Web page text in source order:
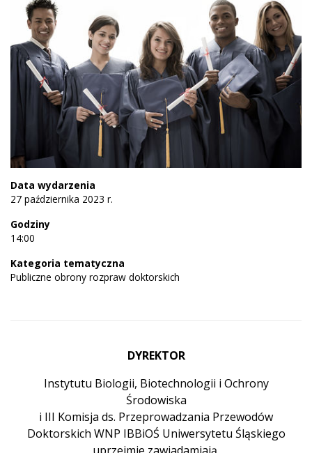
Data wydarzenia
27 października 2023 r.
Godziny
14:00
Kategoria tematyczna
Publiczne obrony rozpraw doktorskich
DYREKTOR
Instytutu Biologii, Biotechnologii i Ochrony
Środowiska
i III Komisja ds. Przeprowadzania Przewodów
Doktorskich WNP IBBiOŚ Uniwersytetu Śląskiego